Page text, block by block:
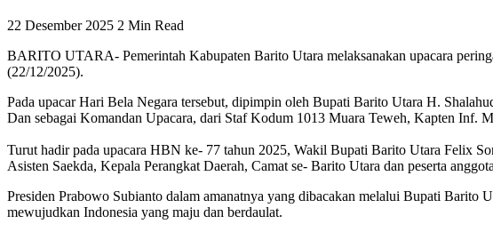
22 Desember 2025 2 Min Read
BARITO UTARA- Pemerintah Kabupaten Barito Utara melaksanakan upacara
(22/12/2025).
Pada upacar Hari Bela Negara tersebut, dipimpin oleh Bupati Barito Utara H.
Dan sebagai Komandan Upacara, dari Staf Kodum 1013 Muara Teweh, Kapten Inf.
Turut hadir pada upacara HBN ke- 77 tahun 2025, Wakil Bupati Barito Utara Felix
Asisten Saekda, Kepala Perangkat Daerah, Camat se- Barito Utara dan peserta
Presiden Prabowo Subianto dalam amanatnya yang dibacakan melalui Bupati Barito
mewujudkan Indonesia yang maju dan berdaulat.